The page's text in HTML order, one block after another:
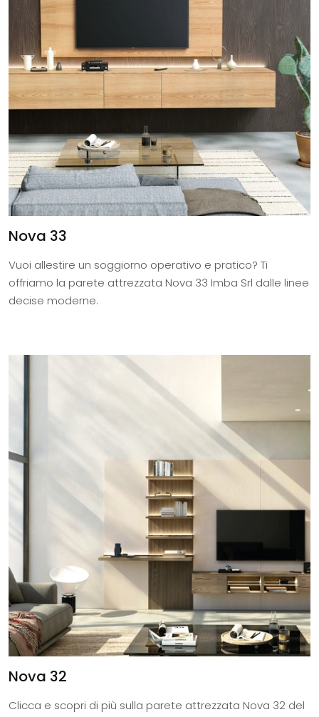
Nova 33
Vuoi allestire un soggiorno operativo e pratico? Ti
offriamo la parete attrezzata Nova 33 Imba Srl dalle linee
decise moderne.
Nova 32
Clicca e scopri di più sulla parete attrezzata Nova 32 del